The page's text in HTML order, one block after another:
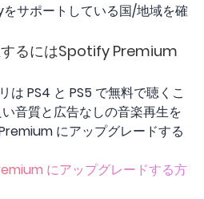
サポートしている国/地域を確
するにはSpotify Premium
PS4 と PS5 で無料で聴くこ
音質と広告なしの音楽再生を
にアップグレードする
にアップグレードする方